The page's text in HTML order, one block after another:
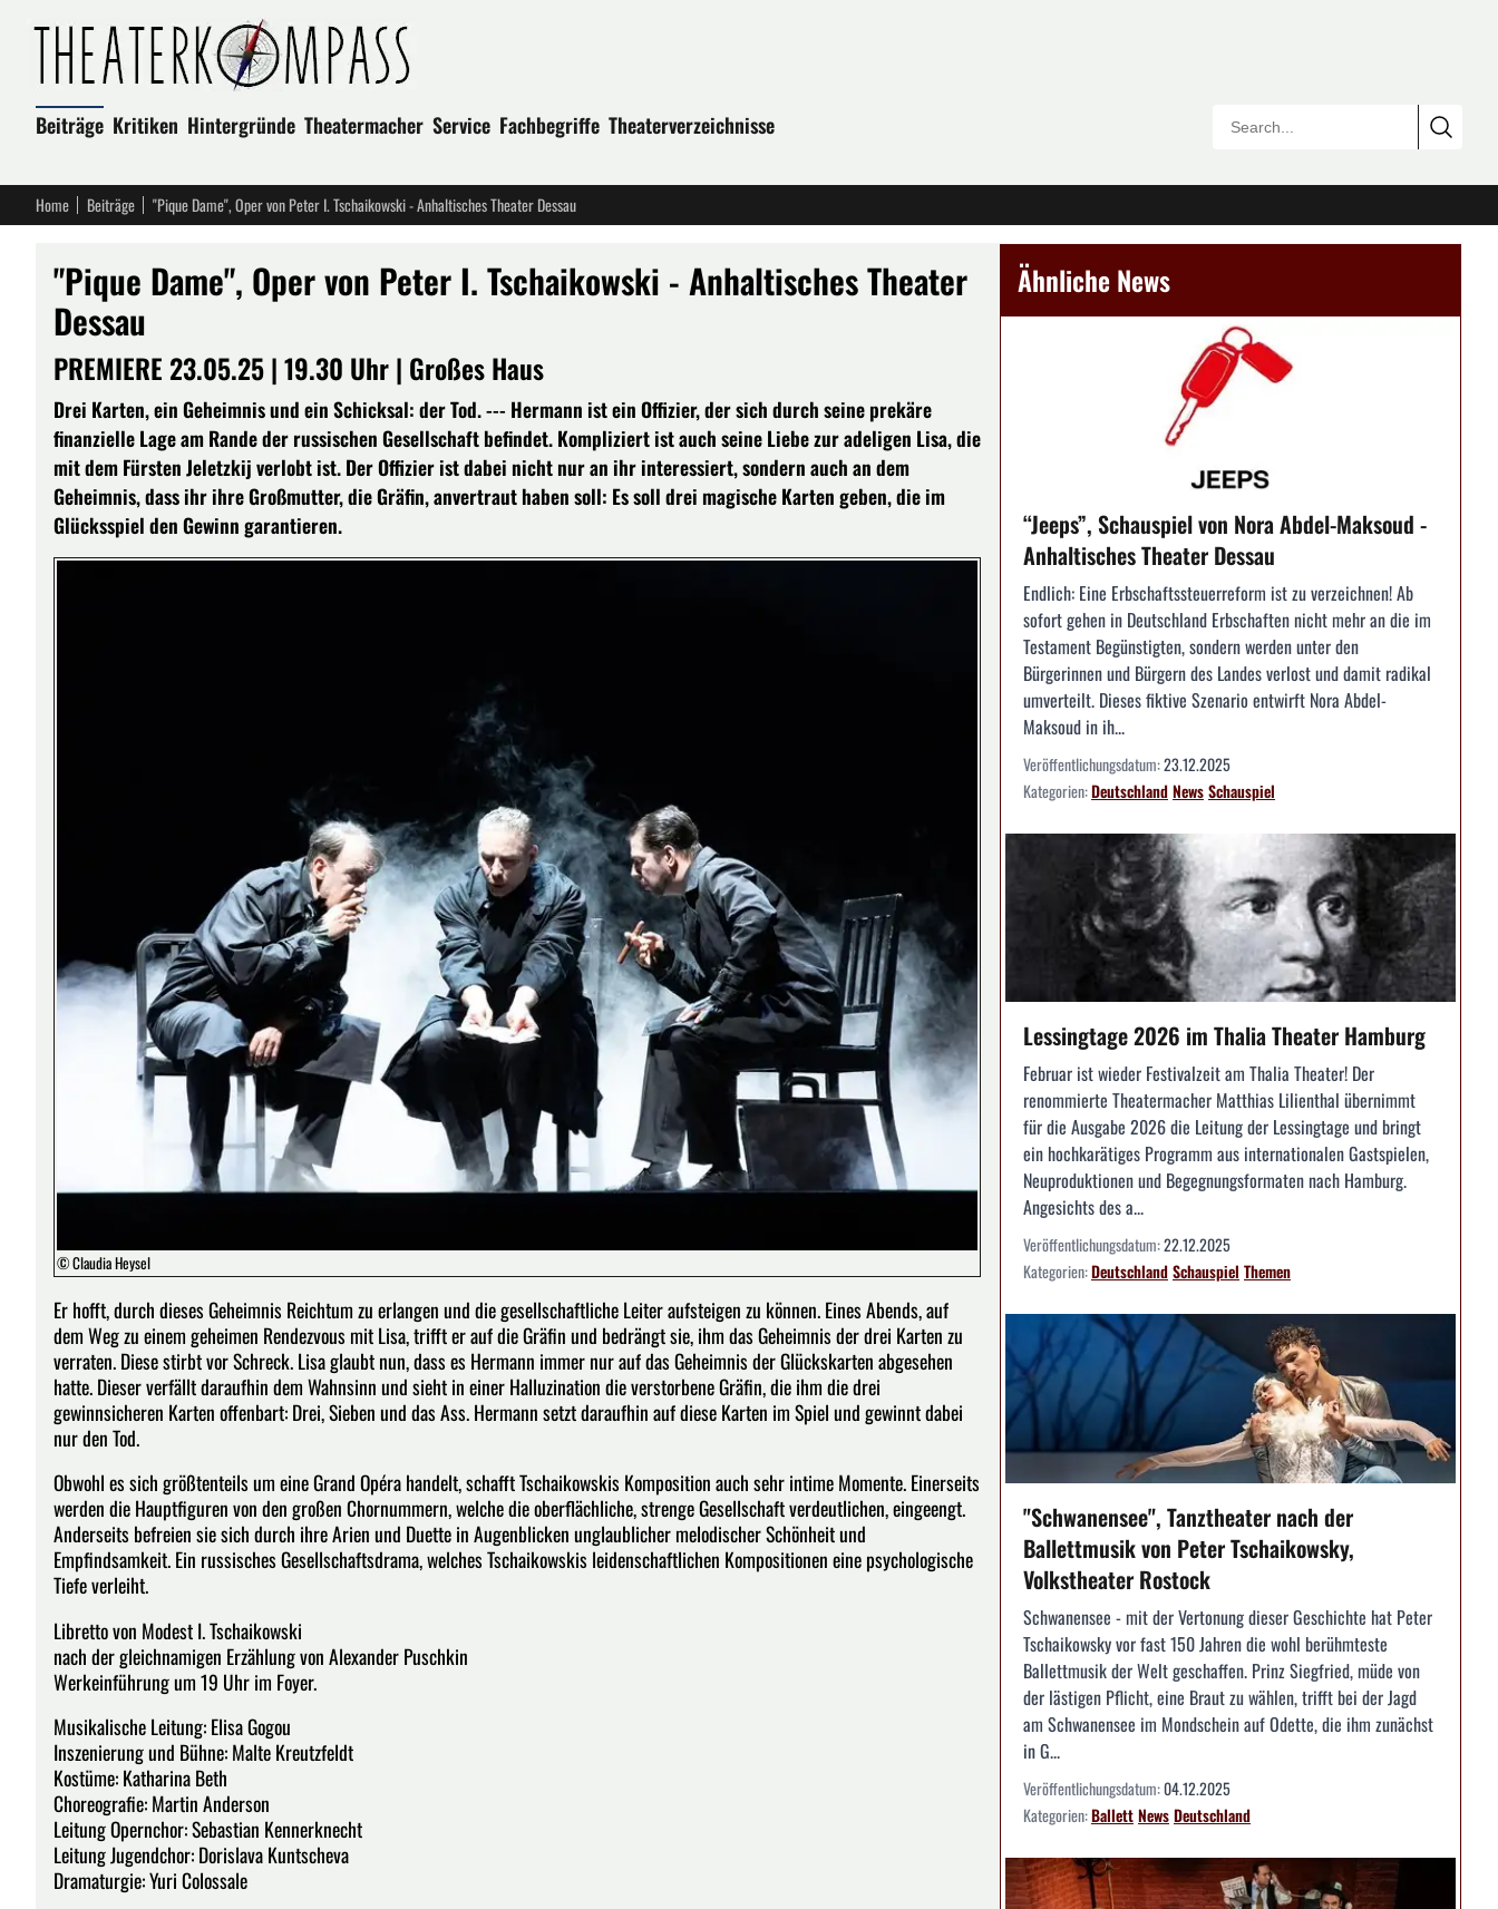
Beiträge Kritiken Hintergründe Theatermacher Service Fachbegriffe Theaterverzeichnisse
Home Beiträge "Pique Dame", Oper von Peter I. Tschaikowski - Anhaltisches Theater Dessau
"Pique Dame", Oper von Peter I. Tschaikowski - Anhaltisches Theater
Dessau
PREMIERE 23.05.25 | 19.30 Uhr | Großes Haus
Drei Karten, ein Geheimnis und ein Schicksal: der Tod. --- Hermann ist ein Offizier, der sich durch seine prekäre
finanzielle Lage am Rande der russischen Gesellschaft befindet. Kompliziert ist auch seine Liebe zur adeligen Lisa, die
mit dem Fürsten Jeletzkij verlobt ist. Der Offizier ist dabei nicht nur an ihr interessiert, sondern auch an dem
Geheimnis, dass ihr ihre Großmutter, die Gräfin, anvertraut haben soll: Es soll drei magische Karten geben, die im
Glücksspiel den Gewinn garantieren.
© Claudia Heysel
Er hofft, durch dieses Geheimnis Reichtum zu erlangen und die gesellschaftliche Leiter aufsteigen zu können. Eines Abends, auf
dem Weg zu einem geheimen Rendezvous mit Lisa, trifft er auf die Gräfin und bedrängt sie, ihm das Geheimnis der drei Karten zu
verraten. Diese stirbt vor Schreck. Lisa glaubt nun, dass es Hermann immer nur auf das Geheimnis der Glückskarten abgesehen
hatte. Dieser verfällt daraufhin dem Wahnsinn und sieht in einer Halluzination die verstorbene Gräfin, die ihm die drei
gewinnsicheren Karten offenbart: Drei, Sieben und das Ass. Hermann setzt daraufhin auf diese Karten im Spiel und gewinnt dabei
nur den Tod.
Obwohl es sich größtenteils um eine Grand Opéra handelt, schafft Tschaikowskis Komposition auch sehr intime Momente. Einerseits
werden die Hauptfiguren von den großen Chornummern, welche die oberflächliche, strenge Gesellschaft verdeutlichen, eingeengt.
Anderseits befreien sie sich durch ihre Arien und Duette in Augenblicken unglaublicher melodischer Schönheit und
Empfindsamkeit. Ein russisches Gesellschaftsdrama, welches Tschaikowskis leidenschaftlichen Kompositionen eine psychologische
Tiefe verleiht.
Libretto von Modest I. Tschaikowski
nach der gleichnamigen Erzählung von Alexander Puschkin
Werkeinführung um 19 Uhr im Foyer.
Musikalische Leitung: Elisa Gogou
Inszenierung und Bühne: Malte Kreutzfeldt
Kostüme: Katharina Beth
Choreografie: Martin Anderson
Leitung Opernchor: Sebastian Kennerknecht
Leitung Jugendchor: Dorislava Kuntscheva
Dramaturgie: Yuri Colossale
Ähnliche News
“Jeeps”, Schauspiel von Nora Abdel-Maksoud -
Anhaltisches Theater Dessau
Endlich: Eine Erbschaftssteuerreform ist zu verzeichnen! Ab
sofort gehen in Deutschland Erbschaften nicht mehr an die im
Testament Begünstigten, sondern werden unter den
Bürgerinnen und Bürgern des Landes verlost und damit radikal
umverteilt. Dieses fiktive Szenario entwirft Nora Abdel-
Maksoud in ih...
Veröffentlichungsdatum:23.12.2025
Kategorien:DeutschlandNewsSchauspiel
Lessingtage 2026 im Thalia Theater Hamburg
Februar ist wieder Festivalzeit am Thalia Theater! Der
renommierte Theatermacher Matthias Lilienthal übernimmt
für die Ausgabe 2026 die Leitung der Lessingtage und bringt
ein hochkarätiges Programm aus internationalen Gastspielen,
Neuproduktionen und Begegnungsformaten nach Hamburg.
Angesichts des a...
Veröffentlichungsdatum:22.12.2025
Kategorien:DeutschlandSchauspiel Themen
"Schwanensee", Tanztheater nach der
Ballettmusik von Peter Tschaikowsky,
Volkstheater Rostock
Schwanensee - mit der Vertonung dieser Geschichte hat Peter
Tschaikowsky vor fast 150 Jahren die wohl berühmteste
Ballettmusik der Welt geschaffen. Prinz Siegfried, müde von
der lästigen Pflicht, eine Braut zu wählen, trifft bei der Jagd
am Schwanensee im Mondschein auf Odette, die ihm zunächst
in G...
Veröffentlichungsdatum:04.12.2025
Kategorien:BallettNewsDeutschland